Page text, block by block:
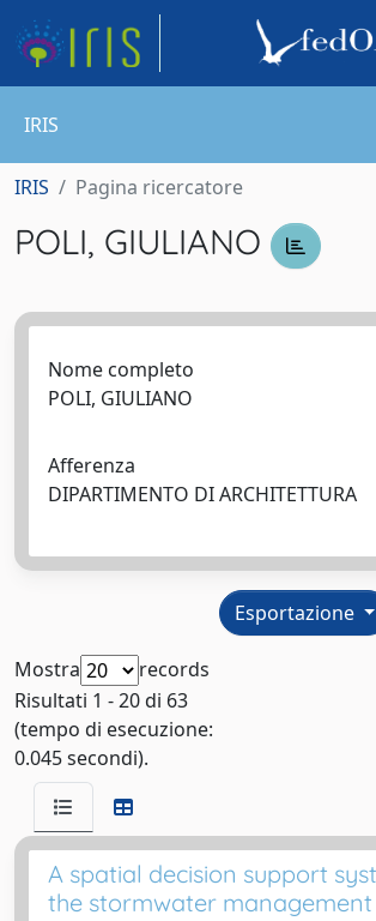
IRIS
IRIS Pagina ricercatore
POLI, GIULIANO
Nome completo
POLI, GIULIANO
Afferenza
DIPARTIMENTO DI ARCHITETTURA
Esportazione
Mostra
records
Risultati 1 - 20 di 63
(tempo di esecuzione:
0.045 secondi).
A spatial decision support
the stormwater management